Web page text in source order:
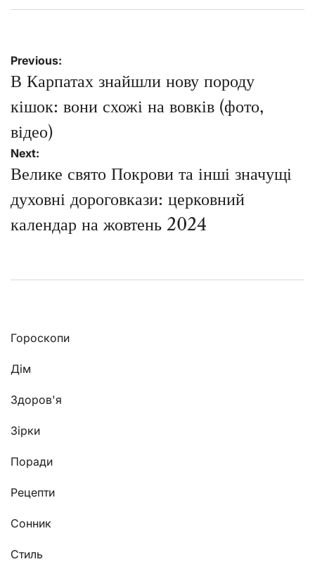
Навігація
записів
Previous:
В Карпатах знайшли нову породу
кішок: вони схожі на вовків (фото,
відео)
Next:
Велике свято Покрови та інші значущі
духовні дороговкази: церковний
календар на жовтень 2024
Гороскопи
Дім
Здоров'я
Зірки
Поради
Рецепти
Сонник
Стиль